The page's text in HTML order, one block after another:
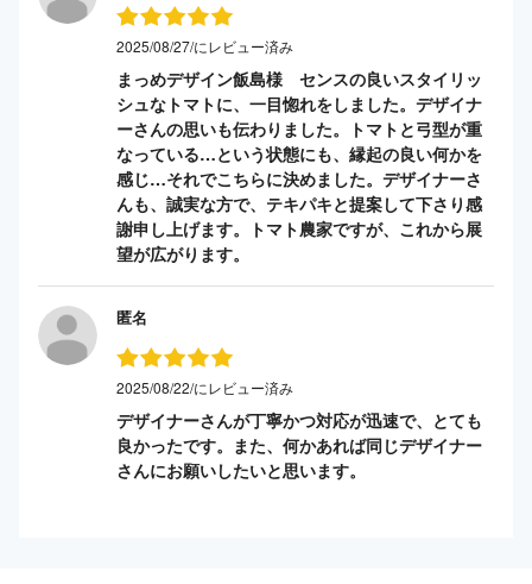
2025/08/27/にレビュー済み
まっめデザイン飯島様 センスの良いスタイリッ
シュなトマトに、一目惚れをしました。デザイナ
ーさんの思いも伝わりました。トマトと弓型が重
なっている…という状態にも、縁起の良い何かを
感じ…それでこちらに決めました。デザイナーさ
んも、誠実な方で、テキパキと提案して下さり感
謝申し上げます。トマト農家ですが、これから展
望が広がります。
匿名
2025/08/22/にレビュー済み
デザイナーさんが丁寧かつ対応が迅速で、とても
良かったです。また、何かあれば同じデザイナー
さんにお願いしたいと思います。